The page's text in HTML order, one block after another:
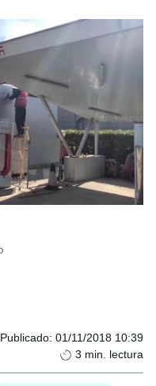
Publicado: 01/11/2018 10:39
3 min. lectura